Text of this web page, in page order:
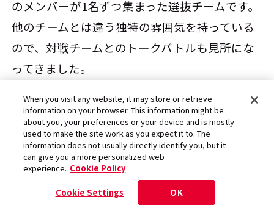
のメンバーが1名ずつ集まった選抜チームです。
他のチームとは違う独特の雰囲気を持っている
ので、対戦チームとのトークバトルも見所にな
ってきました。
BlueWeeds
When you visit any website, it may store or retrieve
information on your browser. This information might be
about you, your preferences or your device and is mostly
used to make the site work as you expect it to. The
information does not usually directly identify you, but it
can give you a more personalized web
experience. Cookie Policy
Cookie Settings OK